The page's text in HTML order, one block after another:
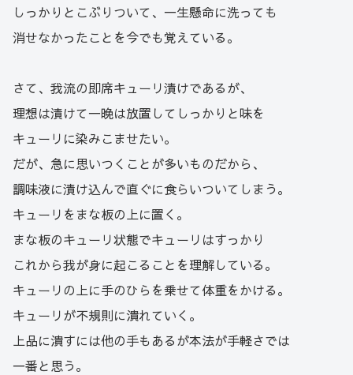
しっかりとこぶりついて、一生懸命に洗っても
消せなかったことを今でも覚えている。
さて、我流の即席キューリ漬けであるが、
理想は漬けて一晩は放置してしっかりと味を
キューリに染みこませたい。
だが、急に思いつくことが多いものだから、
調味液に漬け込んで直ぐに食らいついてしまう。
キューリをまな板の上に置く。
まな板のキューリ状態でキューリはすっかり
これから我が身に起こることを理解している。
キューリの上に手のひらを乗せて体重をかける。
キューリが不規則に潰れていく。
上品に潰すには他の手もあるが本法が手軽さでは
一番と思う。